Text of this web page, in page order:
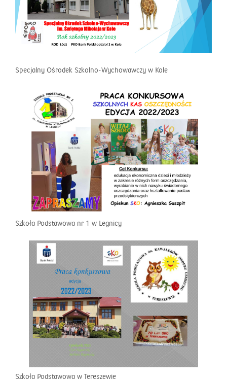
Specjalny Ośrodek Szkolno-Wychowawczy w Kole
Szkoła Podstawowa nr 1 w Legnicy
Szkoła Podstawowa w Tereszewie